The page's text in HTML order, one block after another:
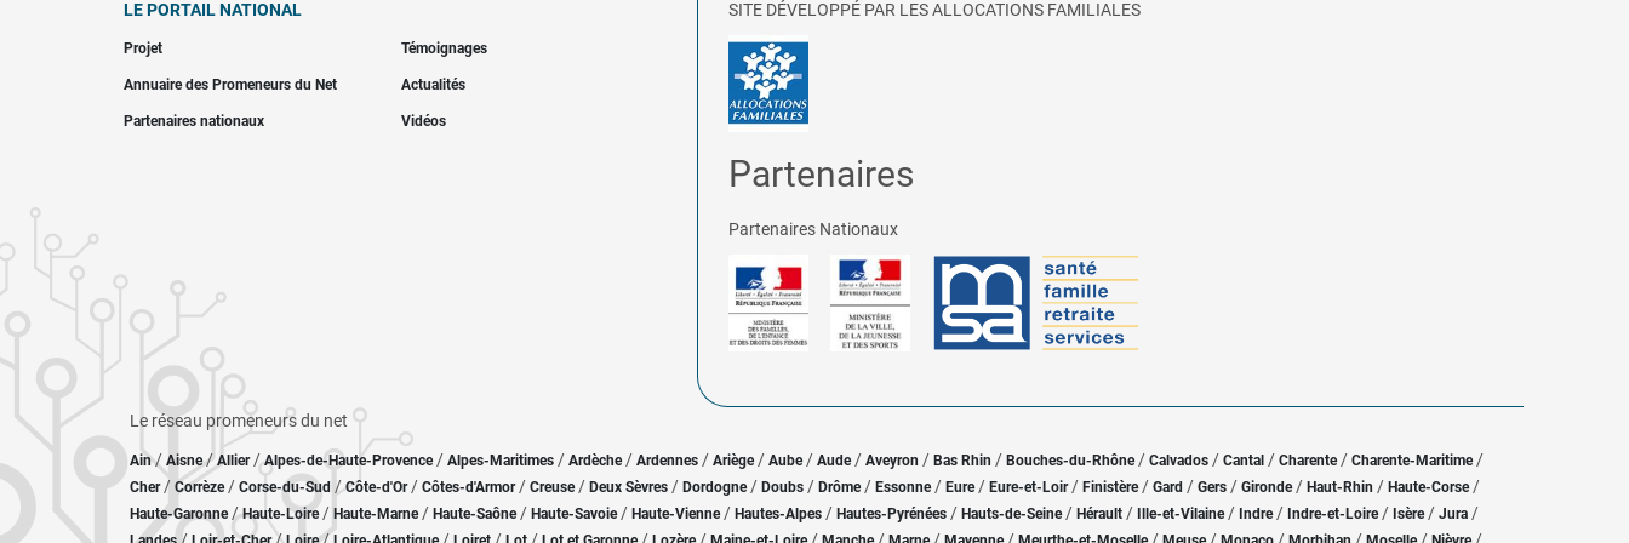
LE PORTAIL NATIONAL
Projet Témoignages
Annuaire des Promeneurs du Net Actualités
Partenaires nationaux Vidéos
SITE DÉVELOPPÉ PAR LES ALLOCATIONS FAMILIALES
Partenaires
Partenaires Nationaux
Le réseau promeneurs du net
Ain/ Aisne/Allier/ Alpes-de-Haute-Provence / Alpes-Maritimes / Ardèche/ Ardennes / Ariège/ Aube/ Aude / Aveyron / Bas Rhin / Bouches-du-Rhône/ Calvados / Cantal / Charente / Charente-Maritime/
Cher / Corrèze/ Corse-du-Sud /Côte-d'Or / Côtes-d'Armor/ Creuse/ Deux Sèvres / Dordogne/ Doubs / Drôme/ Essonne / Eure/ Eure-et-Loir / Finistère/ Gard / Gers / Gironde/ Haut-Rhin / Haute-Corse/
Haute-Garonne/Haute-Loire/ Haute-Marne/ Haute-Saône/ Haute-Savoie/ Haute-Vienne/ Hautes-Alpes / Hautes-Pyrénées / Hauts-de-Seine/ Hérault / Ille-et-Vilaine/ Indre/ Indre-et-Loire/ Isère/ Jura /